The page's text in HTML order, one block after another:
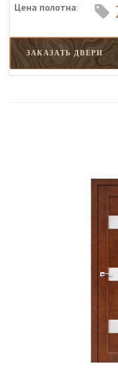
Цена полотна:
ЗАКАЗАТЬ ДВЕРИ